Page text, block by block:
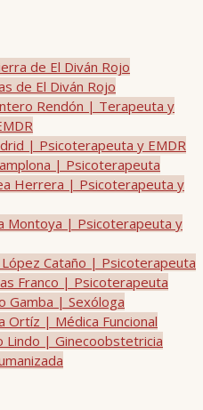
de El Diván Rojo
de El Diván Rojo
Rendón | Terapeuta y
| Psicoterapeuta y EMDR
| Psicoterapeuta
Herrera | Psicoterapeuta y
Montoya | Psicoterapeuta y
López Cataño | Psicoterapeuta
Franco | Psicoterapeuta
Gamba | Sexóloga
Ortíz | Médica Funcional
Lindo | Ginecoobstetricia